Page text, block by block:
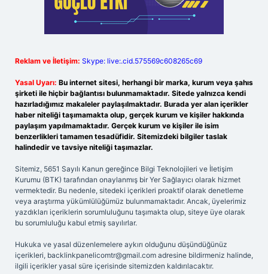
Reklam ve İletişim: Skype: live:.cid.575569c608265c69
Yasal Uyarı: Bu internet sitesi, herhangi bir marka, kurum veya şahıs
şirketi ile hiçbir bağlantısı bulunmamaktadır. Sitede yalnızca kendi
hazırladığımız makaleler paylaşılmaktadır. Burada yer alan içerikler
haber niteliği taşımamakta olup, gerçek kurum ve kişiler hakkında
paylaşım yapılmamaktadır. Gerçek kurum ve kişiler ile isim
benzerlikleri tamamen tesadüfidir. Sitemizdeki bilgiler taslak
halindedir ve tavsiye niteliği taşımazlar.
Sitemiz, 5651 Sayılı Kanun gereğince Bilgi Teknolojileri ve İletişim
Kurumu (BTK) tarafından onaylanmış bir Yer Sağlayıcı olarak hizmet
vermektedir. Bu nedenle, sitedeki içerikleri proaktif olarak denetleme
veya araştırma yükümlülüğümüz bulunmamaktadır. Ancak, üyelerimiz
yazdıkları içeriklerin sorumluluğunu taşımakta olup, siteye üye olarak
bu sorumluluğu kabul etmiş sayılırlar.
Hukuka ve yasal düzenlemelere aykırı olduğunu düşündüğünüz
içerikleri, backlinkpanelicomtr@gmail.com adresine bildirmeniz halinde,
ilgili içerikler yasal süre içerisinde sitemizden kaldırılacaktır.